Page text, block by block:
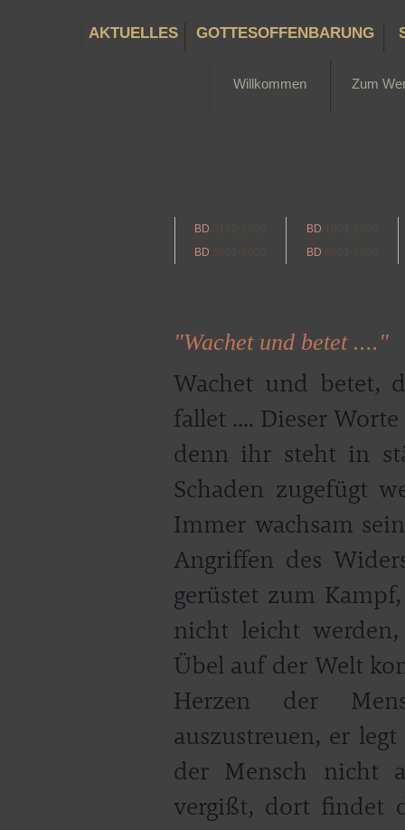
AKTUELLES GOTTESOFFENBARUNG
Willkommen Zum
BD BD
BD
BD
"Wachet und betet ...."
Wachet und betet,
fallet .... Dieser
denn ihr steht in
Schaden zugefügt
Immer wachsam
Angriffen des
gerüstet zum
nicht leicht werden,
Übel auf der Welt
Herzen der
auszustreuen, er
der Mensch nicht
vergißt, dort findet